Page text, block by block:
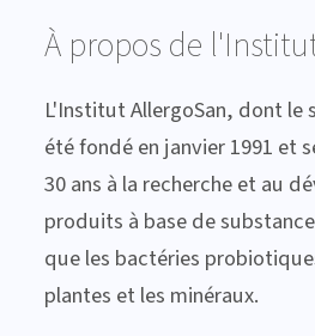
À propos de
L'Institut AllergoSan, dont le
été fondé en janvier 1991 et
30 ans à la recherche et au
produits à base de
que les bactéries
plantes et les minéraux.